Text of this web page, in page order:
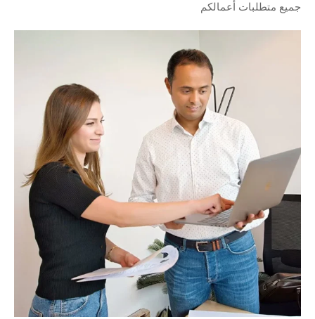
جميع متطلبات أعمالكم